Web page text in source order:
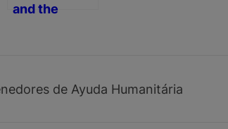
and the
de Ayuda Humanitária